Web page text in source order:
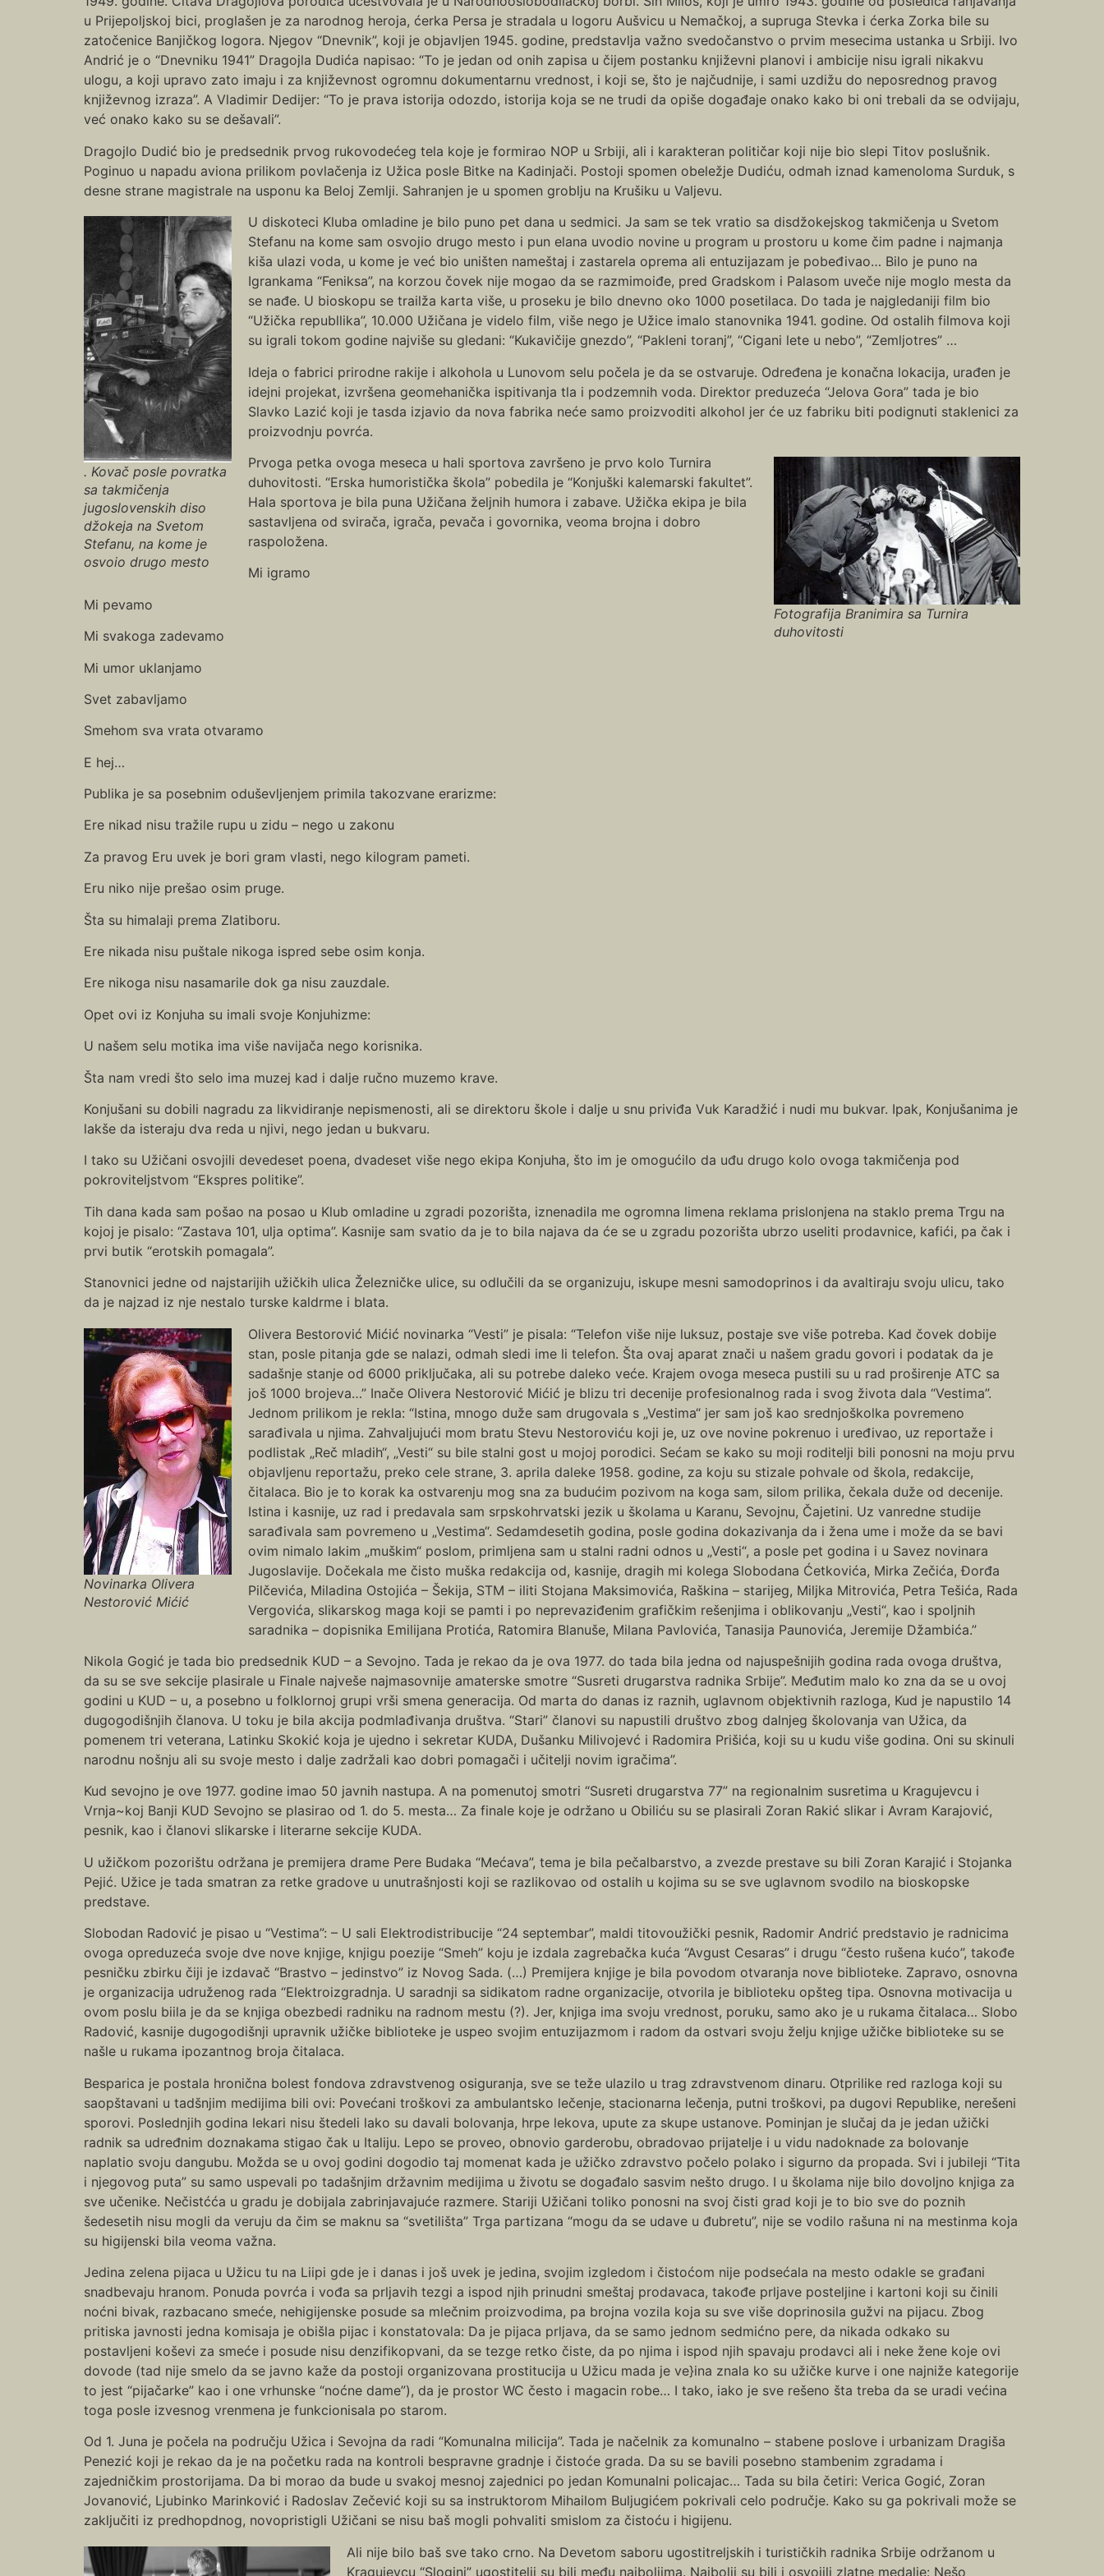
u Prijepoljskoj bici, proglašen je za narodnog heroja, ćerka Persa je stradala u logoru Aušvicu u Nemačkoj, a supruga Stevka i ćerka Zorka bile su
zatočenice Banjičkog logora. Njegov “Dnevnik”, koji je objavljen 1945. godine, predstavlja važno svedočanstvo o prvim mesecima ustanka u Srbiji. Ivo
Andrić je o “Dnevniku 1941” Dragojla Dudića napisao: “To je jedan od onih zapisa u čijem postanku književni planovi i ambicije nisu igrali nikakvu
ulogu, a koji upravo zato imaju i za književnost ogromnu dokumentarnu vrednost, i koji se, što je najčudnije, i sami uzdižu do neposrednog pravog
književnog izraza”. A Vladimir Dedijer: “To je prava istorija odozdo, istorija koja se ne trudi da opiše događaje onako kako bi oni trebali da se odvijaju,
već onako kako su se dešavali”.
Dragojlo Dudić bio je predsednik prvog rukovodećeg tela koje je formirao NOP u Srbiji, ali i karakteran političar koji nije bio slepi Titov poslušnik.
Poginuo u napadu aviona prilikom povlačenja iz Užica posle Bitke na Kadinjači. Postoji spomen obeležje Dudiću, odmah iznad kamenoloma Surduk, s
desne strane magistrale na usponu ka Beloj Zemlji. Sahranjen je u spomen groblju na Krušiku u Valjevu.
. Kovač posle povratka
sa takmičenja
jugoslovenskih diso
džokeja na Svetom
Stefanu, na kome je
osvoio drugo mesto
U diskoteci Kluba omladine je bilo puno pet dana u sedmici. Ja sam se tek vratio sa disdžokejskog takmičenja u Svetom
Stefanu na kome sam osvojio drugo mesto i pun elana uvodio novine u program u prostoru u kome čim padne i najmanja
kiša ulazi voda, u kome je već bio uništen nameštaj i zastarela oprema ali entuzijazam je pobeđivao… Bilo je puno na
Igrankama “Feniksa”, na korzou čovek nije mogao da se razmimoiđe, pred Gradskom i Palasom uveče nije moglo mesta da
se nađe. U bioskopu se trailža karta više, u proseku je bilo dnevno oko 1000 posetilaca. Do tada je najgledaniji film bio
“Užička republlika”, 10.000 Užičana je videlo film, više nego je Užice imalo stanovnika 1941. godine. Od ostalih filmova koji
su igrali tokom godine najviše su gledani: “Kukavičije gnezdo”, “Pakleni toranj”, “Cigani lete u nebo”, “Zemljotres” …
Ideja o fabrici prirodne rakije i alkohola u Lunovom selu počela je da se ostvaruje. Određena je konačna lokacija, urađen je
idejni projekat, izvršena geomehanička ispitivanja tla i podzemnih voda. Direktor preduzeća “Jelova Gora” tada je bio
Slavko Lazić koji je tasda izjavio da nova fabrika neće samo proizvoditi alkohol jer će uz fabriku biti podignuti staklenici za
proizvodnju povrća.
Fotografija Branimira sa Turnira
duhovitosti
Prvoga petka ovoga meseca u hali sportova završeno je prvo kolo Turnira
duhovitosti. “Erska humoristička škola” pobedila je “Konjuški kalemarski fakultet”.
Hala sportova je bila puna Užičana željnih humora i zabave. Užička ekipa je bila
sastavljena od svirača, igrača, pevača i govornika, veoma brojna i dobro
raspoložena.
Mi igramo
Mi pevamo
Mi svakoga zadevamo
Mi umor uklanjamo
Svet zabavljamo
Smehom sva vrata otvaramo
E hej…
Publika je sa posebnim oduševljenjem primila takozvane erarizme:
Ere nikad nisu tražile rupu u zidu – nego u zakonu
Za pravog Eru uvek je bori gram vlasti, nego kilogram pameti.
Eru niko nije prešao osim pruge.
Šta su himalaji prema Zlatiboru.
Ere nikada nisu puštale nikoga ispred sebe osim konja.
Ere nikoga nisu nasamarile dok ga nisu zauzdale.
Opet ovi iz Konjuha su imali svoje Konjuhizme:
U našem selu motika ima više navijača nego korisnika.
Šta nam vredi što selo ima muzej kad i dalje ručno muzemo krave.
Konjušani su dobili nagradu za likvidiranje nepismenosti, ali se direktoru škole i dalje u snu priviđa Vuk Karadžić i nudi mu bukvar. Ipak, Konjušanima je
lakše da isteraju dva reda u njivi, nego jedan u bukvaru.
I tako su Užičani osvojili devedeset poena, dvadeset više nego ekipa Konjuha, što im je omogućilo da uđu drugo kolo ovoga takmičenja pod
pokroviteljstvom “Ekspres politike”.
Tih dana kada sam pošao na posao u Klub omladine u zgradi pozorišta, iznenadila me ogromna limena reklama prislonjena na staklo prema Trgu na
kojoj je pisalo: “Zastava 101, ulja optima”. Kasnije sam svatio da je to bila najava da će se u zgradu pozorišta ubrzo useliti prodavnice, kafići, pa čak i
prvi butik “erotskih pomagala”.
Stanovnici jedne od najstarijih užičkih ulica Železničke ulice, su odlučili da se organizuju, iskupe mesni samodoprinos i da avaltiraju svoju ulicu, tako
da je najzad iz nje nestalo turske kaldrme i blata.
Novinarka Olivera
Nestorović Mićić
Olivera Bestorović Mićić novinarka “Vesti” je pisala: “Telefon više nije luksuz, postaje sve više potreba. Kad čovek dobije
stan, posle pitanja gde se nalazi, odmah sledi ime li telefon. Šta ovaj aparat znači u našem gradu govori i podatak da je
sadašnje stanje od 6000 priključaka, ali su potrebe daleko veće. Krajem ovoga meseca pustili su u rad proširenje ATC sa
još 1000 brojeva…” Inače Olivera Nestorović Mićić je blizu tri decenije profesionalnog rada i svog života dala “Vestima”.
Jednom prilikom je rekla: “Istina, mnogo duže sam drugovala s „Vestima“ jer sam još kao srednjoškolka povremeno
sarađivala u njima. Zahvaljujući mom bratu Stevu Nestoroviću koji je, uz ove novine pokrenuo i uređivao, uz reportaže i
podlistak „Reč mladih“, „Vesti“ su bile stalni gost u mojoj porodici. Sećam se kako su moji roditelji bili ponosni na moju prvu
objavljenu reportažu, preko cele strane, 3. aprila daleke 1958. godine, za koju su stizale pohvale od škola, redakcije,
čitalaca. Bio je to korak ka ostvarenju mog sna za budućim pozivom na koga sam, silom prilika, čekala duže od decenije.
Istina i kasnije, uz rad i predavala sam srpskohrvatski jezik u školama u Karanu, Sevojnu, Čajetini. Uz vanredne studije
sarađivala sam povremeno u „Vestima“. Sedamdesetih godina, posle godina dokazivanja da i žena ume i može da se bavi
ovim nimalo lakim „muškim“ poslom, primljena sam u stalni radni odnos u „Vesti“, a posle pet godina i u Savez novinara
Jugoslavije. Dočekala me čisto muška redakcija od, kasnije, dragih mi kolega Slobodana Ćetkovića, Mirka Zečića, Đorđa
Pilčevića, Miladina Ostojića – Šekija, STM – iliti Stojana Maksimovića, Raškina – starijeg, Miljka Mitrovića, Petra Tešića, Rada
Vergovića, slikarskog maga koji se pamti i po neprevaziđenim grafičkim rešenjima i oblikovanju „Vesti“, kao i spoljnih
saradnika – dopisnika Emilijana Protića, Ratomira Blanuše, Milana Pavlovića, Tanasija Paunovića, Jeremije Džambića.”
Nikola Gogić je tada bio predsednik KUD – a Sevojno. Tada je rekao da je ova 1977. do tada bila jedna od najuspešnijih godina rada ovoga društva,
da su se sve sekcije plasirale u Finale najveše najmasovnije amaterske smotre “Susreti drugarstva radnika Srbije”. Međutim malo ko zna da se u ovoj
godini u KUD – u, a posebno u folklornoj grupi vrši smena generacija. Od marta do danas iz raznih, uglavnom objektivnih razloga, Kud je napustilo 14
dugogodišnjih članova. U toku je bila akcija podmlađivanja društva. “Stari” članovi su napustili društvo zbog dalnjeg školovanja van Užica, da
pomenem tri veterana, Latinku Skokić koja je ujedno i sekretar KUDA, Dušanku Milivojevć i Radomira Prišića, koji su u kudu više godina. Oni su skinuli
narodnu nošnju ali su svoje mesto i dalje zadržali kao dobri pomagači i učitelji novim igračima”.
Kud sevojno je ove 1977. godine imao 50 javnih nastupa. A na pomenutoj smotri “Susreti drugarstva 77” na regionalnim susretima u Kragujevcu i
Vrnja~koj Banji KUD Sevojno se plasirao od 1. do 5. mesta… Za finale koje je održano u Obiliću su se plasirali Zoran Rakić slikar i Avram Karajović,
pesnik, kao i članovi slikarske i literarne sekcije KUDA.
U užičkom pozorištu održana je premijera drame Pere Budaka “Mećava”, tema je bila pečalbarstvo, a zvezde prestave su bili Zoran Karajić i Stojanka
Pejić. Užice je tada smatran za retke gradove u unutrašnjosti koji se razlikovao od ostalih u kojima su se sve uglavnom svodilo na bioskopske
predstave.
Slobodan Radović je pisao u “Vestima”: – U sali Elektrodistribucije “24 septembar”, maldi titovoužički pesnik, Radomir Andrić predstavio je radnicima
ovoga opreduzeća svoje dve nove knjige, knjigu poezije “Smeh” koju je izdala zagrebačka kuća “Avgust Cesaras” i drugu “često rušena kućo”, takođe
pesničku zbirku čiji je izdavač “Brastvo – jedinstvo” iz Novog Sada. (…) Premijera knjige je bila povodom otvaranja nove biblioteke. Zapravo, osnovna
je organizacija udruženog rada “Elektroizgradnja. U saradnji sa sidikatom radne organizacije, otvorila je biblioteku opšteg tipa. Osnovna motivacija u
ovom poslu biila je da se knjiga obezbedi radniku na radnom mestu (?). Jer, knjiga ima svoju vrednost, poruku, samo ako je u rukama čitalaca… Slobo
Radović, kasnije dugogodišnji upravnik užičke biblioteke je uspeo svojim entuzijazmom i radom da ostvari svoju želju knjige užičke biblioteke su se
našle u rukama ipozantnog broja čitalaca.
Besparica je postala hronična bolest fondova zdravstvenog osiguranja, sve se teže ulazilo u trag zdravstvenom dinaru. Otprilike red razloga koji su
saopštavani u tadšnjim medijima bili ovi: Povećani troškovi za ambulantsko lečenje, stacionarna lečenja, putni troškovi, pa dugovi Republike, nerešeni
sporovi. Poslednjih godina lekari nisu štedeli lako su davali bolovanja, hrpe lekova, upute za skupe ustanove. Pominjan je slučaj da je jedan užički
radnik sa udređnim doznakama stigao čak u Italiju. Lepo se proveo, obnovio garderobu, obradovao prijatelje i u vidu nadoknade za bolovanje
naplatio svoju dangubu. Možda se u ovoj godini dogodio taj momenat kada je užičko zdravstvo počelo polako i sigurno da propada. Svi i jubileji “Tita
i njegovog puta” su samo uspevali po tadašnjim državnim medijima u životu se događalo sasvim nešto drugo. I u školama nije bilo dovoljno knjiga za
sve učenike. Nečistćća u gradu je dobijala zabrinjavajuće razmere. Stariji Užičani toliko ponosni na svoj čisti grad koji je to bio sve do poznih
šedesetih nisu mogli da veruju da čim se maknu sa “svetilišta” Trga partizana “mogu da se udave u đubretu”, nije se vodilo rašuna ni na mestinma koja
su higijenski bila veoma važna.
Jedina zelena pijaca u Užicu tu na Liipi gde je i danas i još uvek je jedina, svojim izgledom i čistoćom nije podsećala na mesto odakle se građani
snadbevaju hranom. Ponuda povrća i vođa sa prljavih tezgi a ispod njih prinudni smeštaj prodavaca, takođe prljave posteljine i kartoni koji su činili
noćni bivak, razbacano smeće, nehigijenske posude sa mlečnim proizvodima, pa brojna vozila koja su sve više doprinosila gužvi na pijacu. Zbog
pritiska javnosti jedna komisaja je obišla pijac i konstatovala: Da je pijaca prljava, da se samo jednom sedmićno pere, da nikada odkako su
postavljeni koševi za smeće i posude nisu denzifikopvani, da se tezge retko čiste, da po njima i ispod njih spavaju prodavci ali i neke žene koje ovi
dovode (tad nije smelo da se javno kaže da postoji organizovana prostitucija u Užicu mada je ve}ina znala ko su užičke kurve i one najniže kategorije
to jest “pijačarke” kao i one vrhunske “noćne dame”), da je prostor WC često i magacin robe… I tako, iako je sve rešeno šta treba da se uradi većina
toga posle izvesnog vrenmena je funkcionisala po starom.
Od 1. Juna je počela na području Užica i Sevojna da radi “Komunalna milicija”. Tada je načelnik za komunalno – stabene poslove i urbanizam Dragiša
Penezić koji je rekao da je na početku rada na kontroli bespravne gradnje i čistoće grada. Da su se bavili posebno stambenim zgradama i
zajedničkim prostorijama. Da bi morao da bude u svakoj mesnoj zajednici po jedan Komunalni policajac… Tada su bila četiri: Verica Gogić, Zoran
Jovanović, Ljubinko Marinković i Radoslav Zečević koji su sa instruktorom Mihailom Buljugićem pokrivali celo područje. Kako su ga pokrivali može se
zaključiti iz predhopdnog, novopristigli Užičani se nisu baš mogli pohvaliti smislom za čistoću i higijenu.
Ali nije bilo baš sve tako crno. Na Devetom saboru ugostitreljskih i turističkih radnika Srbije održanom u
Kragujevcu “Slogini” ugostitelji su bili među najboljima. Najbolji su bili i osvojili zlatne medalje: Nešo